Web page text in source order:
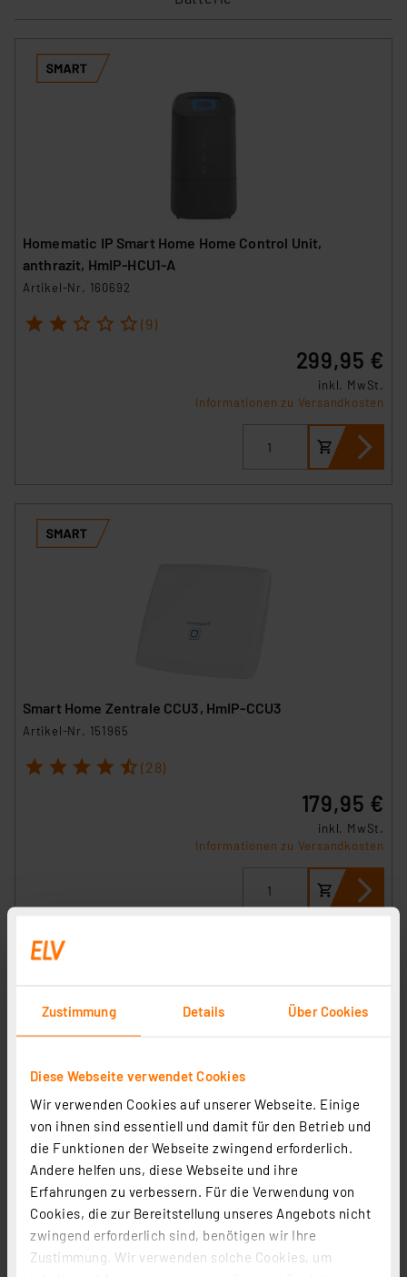
Zustimmung Details Über Cookies
Diese Webseite verwendet Cookies
Wir verwenden Cookies auf unserer Webseite. Einige
von ihnen sind essentiell und damit für den Betrieb und
die Funktionen der Webseite zwingend erforderlich.
Andere helfen uns, diese Webseite und ihre
Erfahrungen zu verbessern. Für die Verwendung von
Cookies, die zur Bereitstellung unseres Angebots nicht
zwingend erforderlich sind, benötigen wir Ihre
Zustimmung. Wir verwenden solche Cookies, um
Homematic IP Smart Home Home Control Unit,
anthrazit, HmIP-HCU1-A
Artikel-Nr. 160692
1 2 3 4 5 (9)
299,95 €
inkl. MwSt.
Informationen zu Versandkosten
Smart Home Zentrale CCU3, HmIP-CCU3
Artikel-Nr. 151965
1 2 3 4 5 (28)
179,95 €
inkl. MwSt.
Informationen zu Versandkosten
Homematic IP Smart Home Home Control Unit, HmIP-
HCU1
Artikel-Nr. 160322
2 (9)
299,95 €